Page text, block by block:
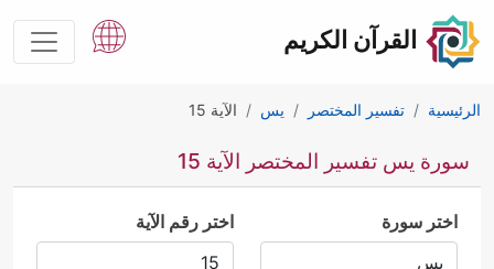
القرآن الكريم
الرئيسية تفسير المختصر يس الآية 15
سورة يس تفسير المختصر الآية 15
اختر سورة اختر رقم الآية